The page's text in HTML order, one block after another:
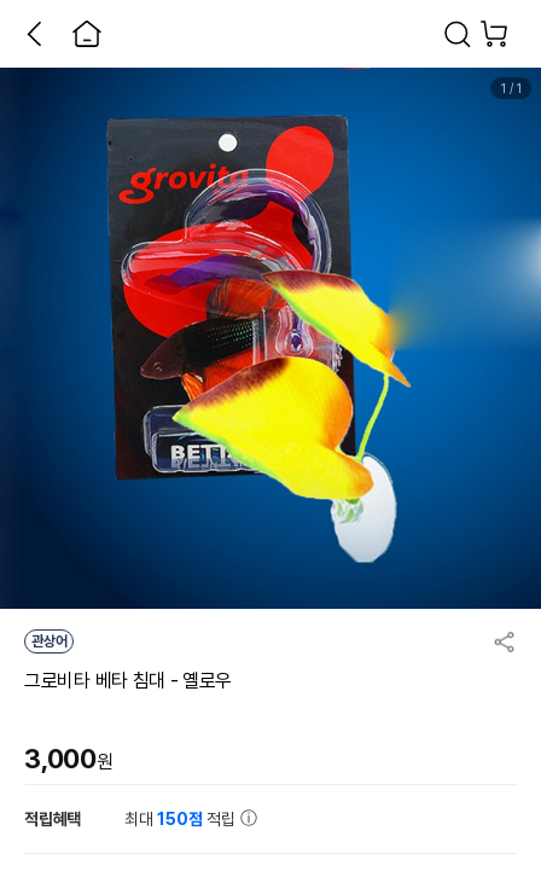
1 / 1
관상어
그로비타 베타 침대 - 옐로우
3,000원
적립혜택 최대150점 적립